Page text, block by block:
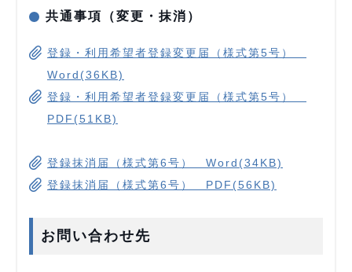
共通事項（変更・抹消）
登録・利用希望者登録変更届（様式第5号）
Word(36KB)
登録・利用希望者登録変更届（様式第5号）
PDF(51KB)
登録抹消届（様式第6号） Word(34KB)
登録抹消届（様式第6号） PDF(56KB)
お問い合わせ先